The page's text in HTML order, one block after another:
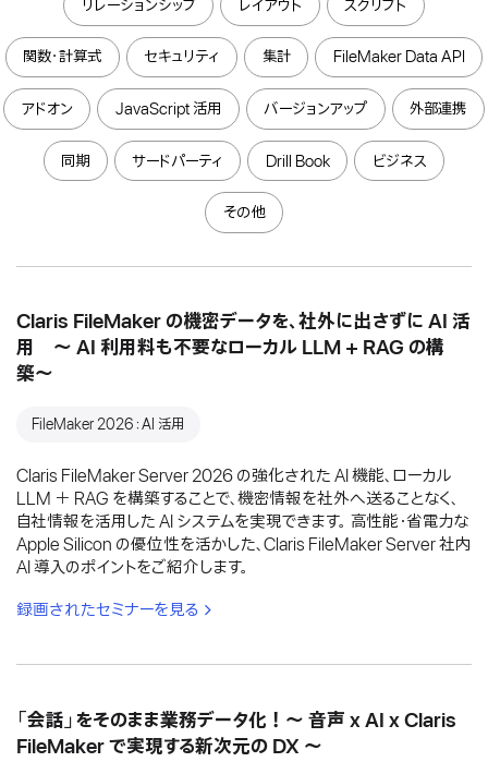
リレーションシップ レイアウト スクリプト
関数・計算式 セキュリティ 集計 FileMaker Data API
アドオン JavaScript 活用 バージョンアップ 外部連携
同期 サードパーティ Drill Book ビジネス
その他
Claris FileMaker の機密データを、社外に出さずに AI 活
用 〜 AI 利用料も不要なローカル LLM + RAG の構
築〜
FileMaker 2026：AI 活用
Claris FileMaker Server 2026 の強化された AI 機能、ローカル
LLM ＋ RAG を構築することで、機密情報を社外へ送ることなく、
自社情報を活用した AI システムを実現できます。 高性能・省電力な
Apple Silicon の優位性を活かした、Claris FileMaker Server 社内
AI 導入のポイントをご紹介します。
録画されたセミナーを見る
「会話」をそのまま業務データ化！〜 音声 x AI x Claris
FileMaker で実現する新次元の DX 〜